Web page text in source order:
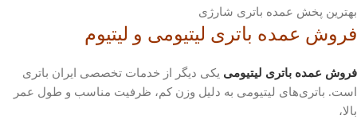
بهترین پخش عمده باتری شارژی
فروش عمده باتری لیتیومی و لیتیوم
فروش عمده باتری لیتیومی یکی دیگر از خدمات تخصصی ایران باتری
است. باتری‌های لیتیومی به دلیل وزن کم، ظرفیت مناسب و طول عمر
بالا،